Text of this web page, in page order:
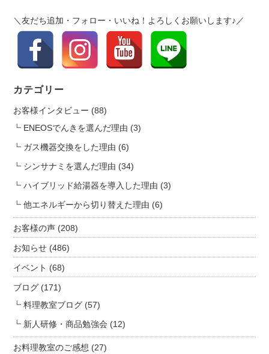
し
ま
【り
ふ
ー
む
だ
ん
ん】
は
＼友だち追加・フォロー・いいね！よろしくお願いします♪／
カテゴリー
お客様インタビュー (88)
ENEOSでんきを選んだ理由 (3)
ガス機器交換をした理由 (6)
シンサナミを選んだ理由 (34)
ハイブリッド給湯器を導入した理由 (3)
他エネルギーから切り替えた理由 (6)
お客様の声 (208)
お知らせ (486)
イベント (68)
ブログ (171)
料理教室ブログ (57)
新人研修・商品勉強会 (12)
お料理教室のご感想 (27)